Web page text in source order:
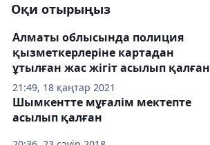
Оқи отырыңыз
21:49, 18 қаңтар 2021
Алматы облысында полиция
қызметкерлеріне картадан
ұтылған жас жігіт асылып қалған
Шымкентте мұғалім мектепте
асылып қалған